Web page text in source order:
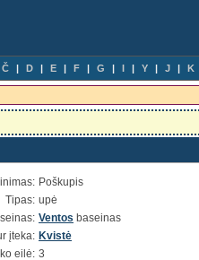
Č D E F G I Y J K
Poškupis
Tipas: upė
Ventos baseinas
įteka: Kvistė
eilė: 3